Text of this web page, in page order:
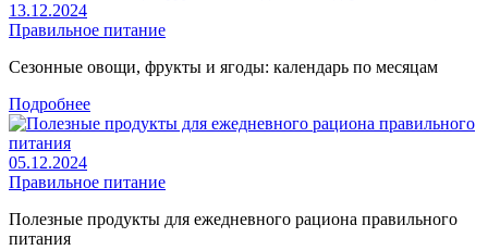
13.12.2024
Правильное питание
Сезонные овощи, фрукты и ягоды: календарь по месяцам
Подробнее
05.12.2024
Правильное питание
Полезные продукты для ежедневного рациона правильного
питания